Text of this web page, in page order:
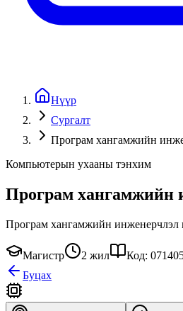
Нүүр
Сургалт
Програм хангамжийн
Компьютерын ухааны тэнхим
Програм хангамжийн
Програм хангамжийн инженерчлэл
Магистр 2 жил Код:
Буцах